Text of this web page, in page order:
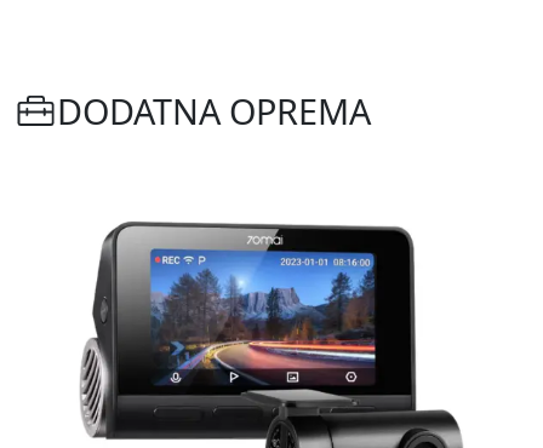
DODATNA OPREMA